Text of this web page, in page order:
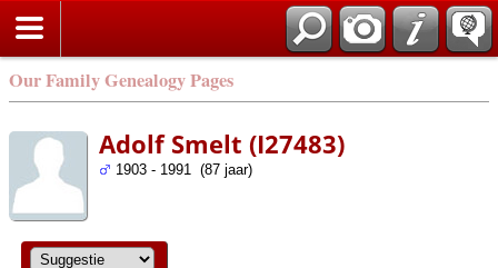
Our Family Genealogy Pages
Adolf Smelt (I27483)
1903 - 1991 (87 jaar)